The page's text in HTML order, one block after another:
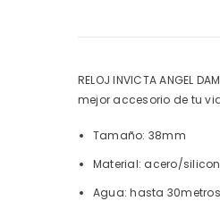
RELOJ INVICTA
mejor accesorio de tu
Tamaño: 38mm
Material: acero/
Agua: hasta